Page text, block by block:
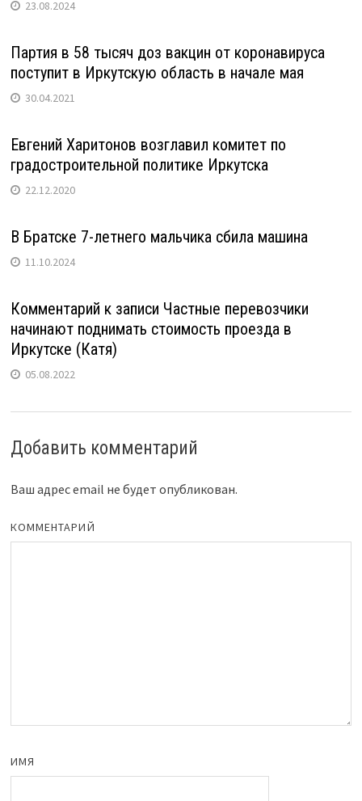
23.08.2024
Партия в 58 тысяч доз вакцин от коронавируса
поступит в Иркутскую область в начале мая
30.04.2021
Евгений Харитонов возглавил комитет по
градостроительной политике Иркутска
22.12.2020
В Братске 7-летнего мальчика сбила машина
11.10.2024
Комментарий к записи Частные перевозчики
начинают поднимать стоимость проезда в
Иркутске (Катя)
05.08.2022
Добавить комментарий
Ваш адрес email не будет опубликован.
КОММЕНТАРИЙ
ИМЯ